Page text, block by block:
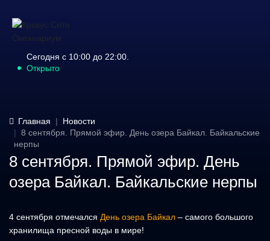
Сегодня с 10:00 до 22:00.
Открыто
Главная
Новости
8 сентября. Прямой эфир. День озера Байкал. Байкальские
нерпы
8 сентября. Прямой эфир. День
озера Байкал. Байкальские нерпы
4 сентября отмечался День озера Байкал – самого большого
хранилища пресной воды в мире!